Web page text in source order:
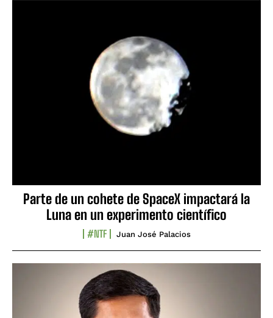
Parte de un cohete de SpaceX impactará la
Luna en un experimento científico
#NTF Juan José Palacios